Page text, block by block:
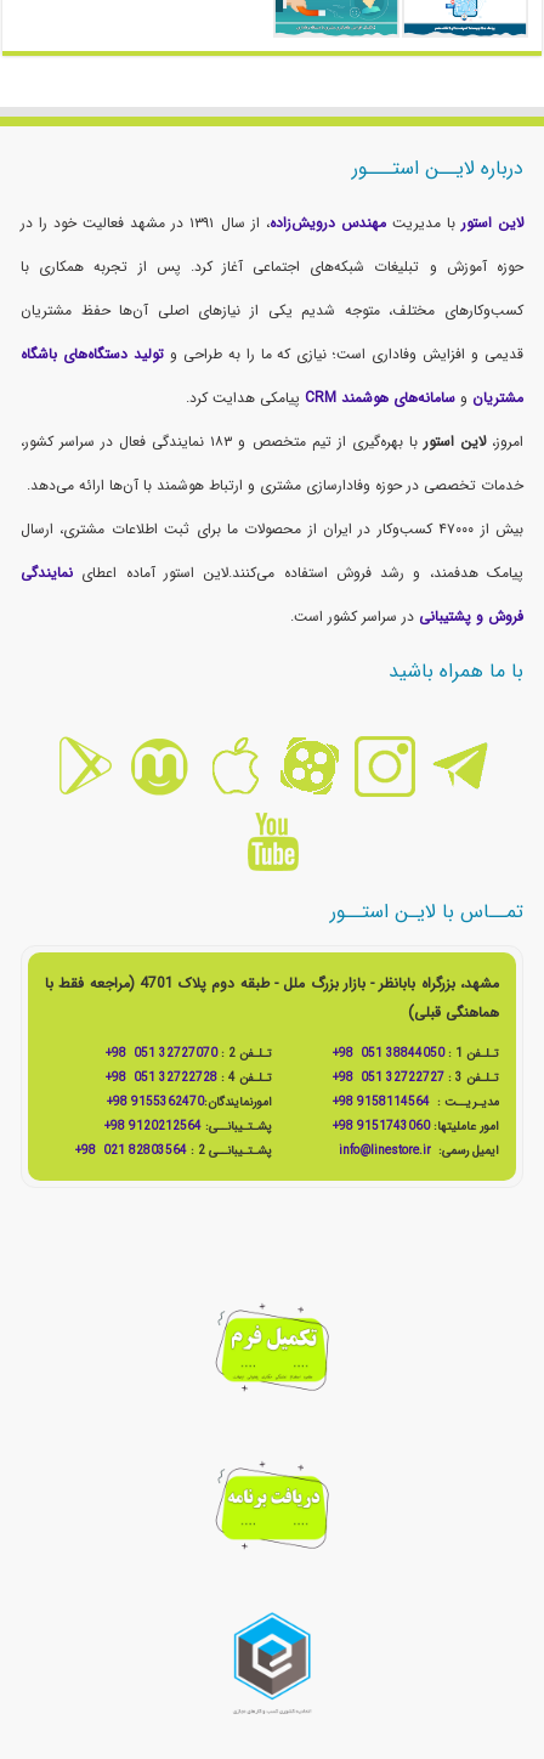
درباره لایــن استـــور
لاین استور با مدیریتمهندس درویش‌زاده
، از سال ۱۳۹۱ در مشهد فعالیت خود را در
حوزه آموزش و تبلیغات شبکه‌های اجتماعی آغاز کرد. پس از تجربه همکاری با
کسب‌وکارهای مختلف، متوجه شدیم یکی از نیازهای اصلی آن‌ها حفظ مشتریان
قدیمی و افزایش وفاداری است؛ نیازی که ما را به طراحی وتولید دستگاه‌های باشگاه
مشتریان وسامانه‌های هوشمند CRM
پیامکی هدایت کرد.
امروز،لاین استور
با بهره‌گیری از تیم متخصص و ۱۸۳ نمایندگی فعال در سراسر کشور،
خدمات تخصصی در حوزه وفادارسازی مشتری و ارتباط هوشمند با آن‌ها ارائه می‌دهد.
بیش از ۴۷۰۰۰ کسب‌وکار در ایران از محصولات ما برای ثبت اطلاعات مشتری، ارسال
پیامک هدفمند، و رشد فروش استفاده می‌کنند.لاین استور آماده اعطای نمایندگی
فروش و پشتیبانی در سراسر کشور است.
با ما همراه باشید
تمــاس با لایـن استــور
مشهد، بزرگراه بابانظر - بازار بزرگ ملل - طبقه دوم پلاک 4701 (مراجعه فقط با
هماهنگی قبلی)
تـلـفن 1 : 38844050 051 98+ تـلـفن 2 :
32727070 051 98+
تـلـفن 3 :
32722727 051 98+ تـلـفن 4 :
32722728 051 98+
مدیـریــت :9158114564 98+ امورنمایندگان:9155362470 98+
امور عاملیتها:9151743060 98+ پشـتـیبانــی: 9120212564 98+
ایمیل رسمی: info@linestore.ir پشـتـیبانــی 2 : 82803564 021 98+